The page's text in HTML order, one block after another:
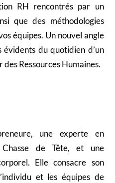
RH rencontrés par un
que des méthodologies
équipes. Un nouvel angle
évidents du quotidien d’un
Ressources Humaines.
une experte en
Chasse de Tête, et une
Elle consacre son
et les équipes de